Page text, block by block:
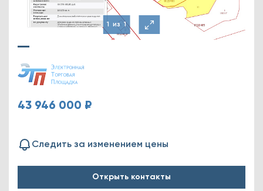
1 из1
43 946 000 ₽
Следить за изменением цены
Открыть контакты